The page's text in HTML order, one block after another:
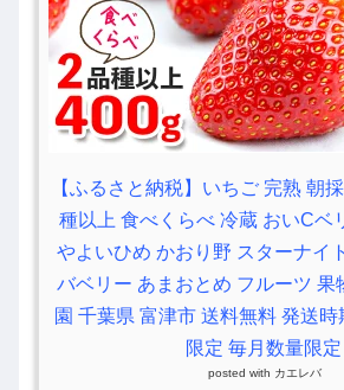
【ふるさと納税】いちご 完熟 朝
種以上 食べくらべ 冷蔵 おいCベ
やよいひめ かおり野 スターナイ
バベリー あまおとめ フルーツ 果
園 千葉県 富津市 送料無料 発送時
限定 毎月数量限定
posted with カエレバ